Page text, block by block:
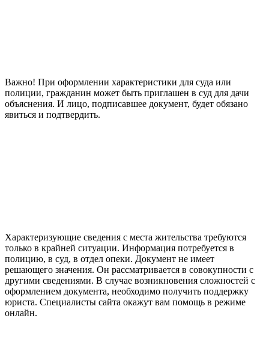
Важно! При оформлении характеристики для суда или
полиции, гражданин может быть приглашен в суд для дачи
объяснения. И лицо, подписавшее документ, будет обязано
явиться и подтвердить.
Характеризующие сведения с места жительства требуются
только в крайней ситуации. Информация потребуется в
полицию, в суд, в отдел опеки. Документ не имеет
решающего значения. Он рассматривается в совокупности с
другими сведениями. В случае возникновения сложностей с
оформлением документа, необходимо получить поддержку
юриста. Специалисты сайта окажут вам помощь в режиме
онлайн.